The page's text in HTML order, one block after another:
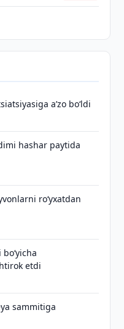
aʼzo bo‘ldi
hashar paytida
ro‘yxatdan
etdi
sammitiga